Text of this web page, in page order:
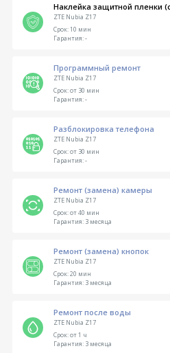
Наклейка защитной пленки
ZTE Nubia Z17
Срок:10 мин
Гарантия:-
Программный ремонт
ZTE Nubia Z17
Срок:от 30 мин
Гарантия:-
Разблокировка телефона
ZTE Nubia Z17
Срок:от 30 мин
Гарантия:-
Ремонт (замена) камеры
ZTE Nubia Z17
Срок:от 40 мин
Гарантия:3 месяца
Ремонт (замена) кнопок
ZTE Nubia Z17
Срок:20 мин
Гарантия:3 месяца
Ремонт после воды
ZTE Nubia Z17
Срок:от 1 ч
Гарантия:3 месяца